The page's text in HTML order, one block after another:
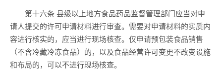
第十六条 县级以上地方食品药品监督管理部门应当对申
请人提交的许可申请材料进行审查。需要对申请材料的实质内
容进行核实的，应当进行现场核查。仅申请预包装食品销售
（不含冷藏冷冻食品）的，以及食品经营许可变更不改变设施
和布局的，可以不进行现场核查。